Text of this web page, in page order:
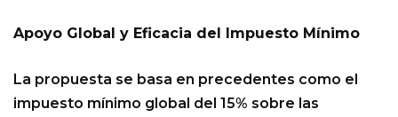
Apoyo Global y Eficacia del Impuesto Mínimo
La propuesta se basa en precedentes como el
impuesto mínimo global del 15% sobre las